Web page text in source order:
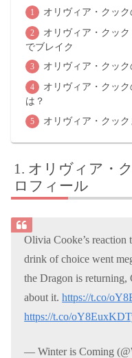
オリヴィア・クッ
オリヴィア・クック
でブレイク
オリヴィア・クッ
オリヴィア・クッ
は？
オリヴィア・クック
オリヴィア・
ロフィール
Olivia Cooke’s
drink of choice went
the Dragon is returning,
about it.https://t.co/
https://t.co/
— Winter is Coming